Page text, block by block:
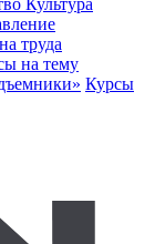
Культура
труда
на тему
Курсы